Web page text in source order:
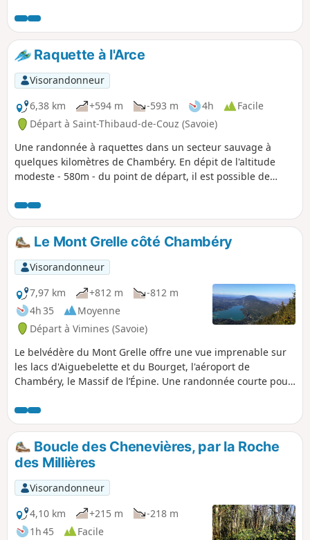
cet itinéraire est à l'ombre, même si les buis ont fortement
été atteints par la pyrale. Attention : le 04 août 2026, un
utilisateur écrit => Boucle non faisable suite arrêté
municipal : sentier impraticable.
Raquette à l'Arce
Visorandonneur
6,38 km
+594 m -593 m 4h
Facile
Départ à Saint-Thibaud-de-Couz (Savoie)
Une randonnée à raquettes dans un secteur sauvage à
quelques kilomètres de Chambéry. En dépit de l'altitude
modeste - 580m - du point de départ, il est possible de
pieds. Dans ce secteur sauvage de la Montagne de L'Épine
les traces d'animaux sont nombreuses.
Le Mont Grelle côté Chambéry
Visorandonneur
7,97 km
+812 m
-812 m
4h 35
Moyenne
Départ à Vimines (Savoie)
Le belvédère du Mont Grelle offre une vue imprenable sur
les lacs d'Aiguebelette et du Bourget, l'aéroport de
Chambéry, le Massif de l’Épine. Une randonnée courte pour
l'ombre. Une montée soutenue qui n'offre aucun passage
reposant. Ce versant du Mont Grelle est un dédale de
chemins forestiers, de voies de service EDF, et de sentiers :
respectez scrupuleusement les indications du descriptif
réalisé sur le terrain.
Boucle des Chenevières, par la Roche
des Millières
Visorandonneur
4,10 km
+215 m
-218 m
1h 45
Facile